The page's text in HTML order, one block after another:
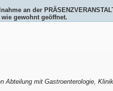
an der
wie gewohnt geöffnet.
Abteilung mit Gastroenterologie,